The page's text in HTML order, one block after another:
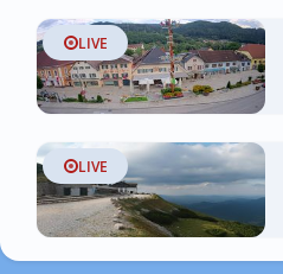
LIVE
LIVE